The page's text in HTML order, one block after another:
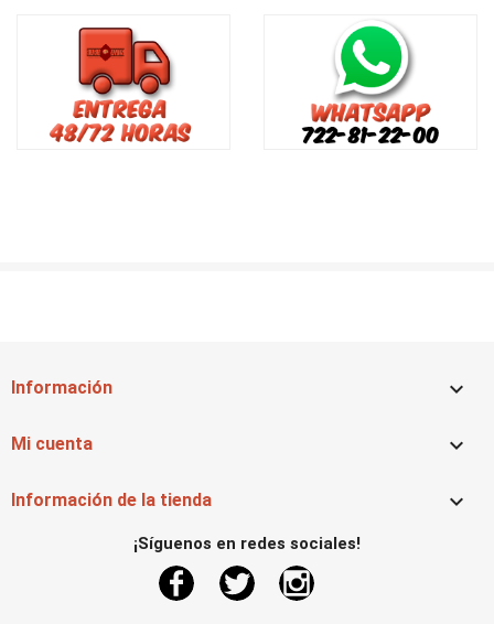
Información 
Mi cuenta 
Información de la tienda 
¡Síguenos en redes sociales!
FacebookTwitter